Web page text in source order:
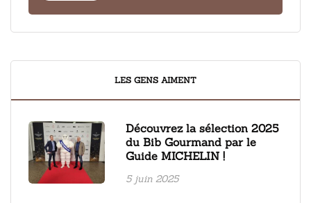
LES GENS AIMENT
Découvrez la sélection 2025
du Bib Gourmand par le
Guide MICHELIN !
5 juin 2025